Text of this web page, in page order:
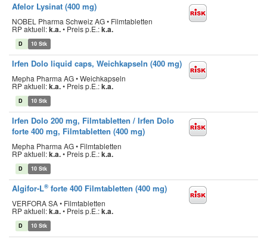
Afelor Lysinat (400 mg)
NOBEL Pharma Schweiz AG • Filmtabletten
RP aktuell:k.a.• Preis p.E.:k.a.
D 10 Stk
Irfen Dolo liquid caps, Weichkapseln (400 mg)
Mepha Pharma AG • Weichkapseln
RP aktuell:k.a.• Preis p.E.:k.a.
D 10 Stk
Irfen Dolo 200 mg, Filmtabletten / Irfen Dolo
forte 400 mg, Filmtabletten (400 mg)
Mepha Pharma AG • Filmtabletten
RP aktuell:k.a.• Preis p.E.:k.a.
D 10 Stk
Algifor-L® forte 400 Filmtabletten (400 mg)
VERFORA SA • Filmtabletten
RP aktuell:k.a.• Preis p.E.:k.a.
D 10 Stk